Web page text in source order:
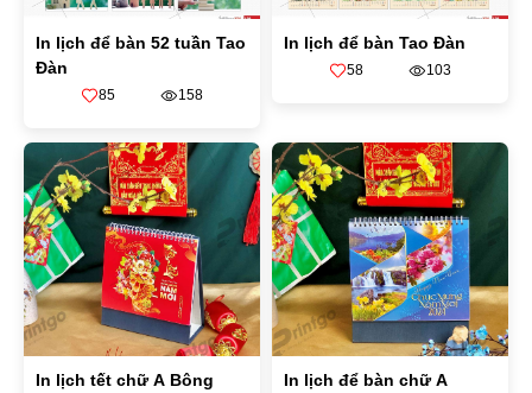
In lịch để bàn 52 tuần Tao
Đàn
85 158
In lịch để bàn Tao Đàn
58 103
In lịch tết chữ A Bông
In lịch để bàn chữ A